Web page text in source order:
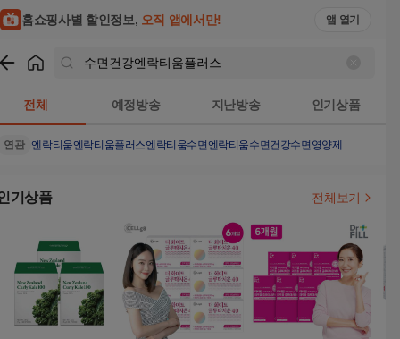
홈쇼핑사별 할인정보, 오직 앱에서만! 앱 열기
전체 예정방송 지난방송 인기상품
연관 엔락티움엔락티움플러스엔락티움수면엔락티움수면건강수면영양제
기상품 전체보기